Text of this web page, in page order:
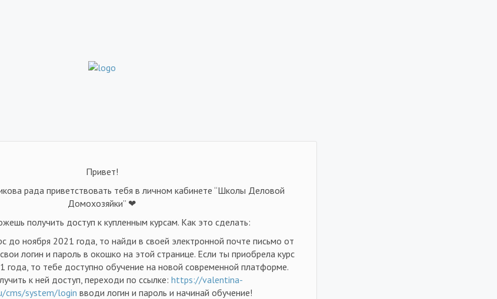
Привет!
рада приветствовать тебя в личном кабинете “Школы Деловой
Домохозяйки” ❤
получить доступ к купленным курсам. Как это сделать:
до ноября 2021 года, то найди в своей электронной почте письмо от
логин и пароль в окошко на этой странице. Если ты приобрела курс
года, то тебе доступно обучение на новой современной платформе.
к ней доступ, переходи по ссылке: https://valentina-
cms/system/login вводи логин и пароль и начинай обучение!